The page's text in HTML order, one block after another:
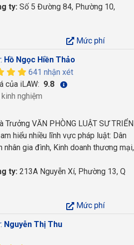
ty: Số 5 Đường 84, Phường 10,
Mức phí
Hồ Ngọc Hiền Thảo
641 nhận xét
của iLAW: 9.8
nghiệm
Trưởng VĂN PHÒNG LUẬT SƯ TRIỂN
hiểu nhiều lĩnh vực pháp luật: Dân
gia đình, Kinh doanh thương mại,
ty: 213A Nguyễn Xí, Phường 13, Q
Mức phí
Nguyễn Thị Thu